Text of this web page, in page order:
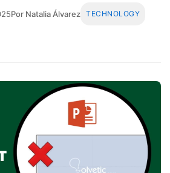
Por Natalia Álvarez TECHNOLOGY